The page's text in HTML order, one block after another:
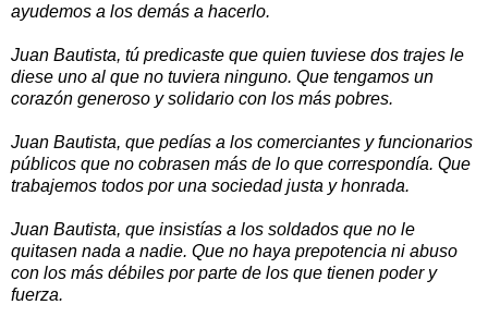
ayudemos a los demás a hacerlo.
Juan Bautista, tú predicaste que quien tuviese dos trajes le
diese uno al que no tuviera ninguno. Que tengamos un
corazón generoso y solidario con los más pobres.
Juan Bautista, que pedías a los comerciantes y funcionarios
públicos que no cobrasen más de lo que correspondía. Que
trabajemos todos por una sociedad justa y honrada.
Juan Bautista, que insistías a los soldados que no le
quitasen nada a nadie. Que no haya prepotencia ni abuso
con los más débiles por parte de los que tienen poder y
fuerza.